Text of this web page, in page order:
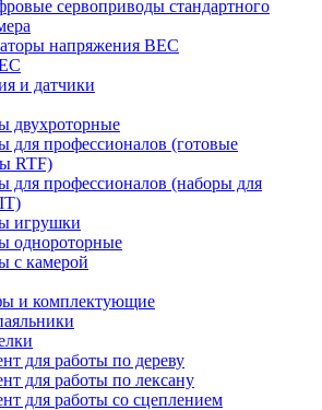
сервоприводы стандартного
напряжения BEC
и датчики
двухроторные
для профессионалов (готовые
RTF)
для профессионалов (наборы для
игрушки
однороторные
с камерой
и комплектующие
для работы по дереву
для работы по лексану
для работы со сцеплением